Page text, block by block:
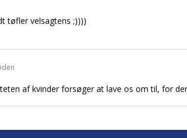
tøfler velsagtens ;))))
af kvinder forsøger at lave os om til, for